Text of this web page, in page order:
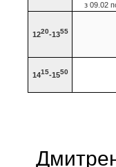
з 09.02
1220-1355
1415-1550